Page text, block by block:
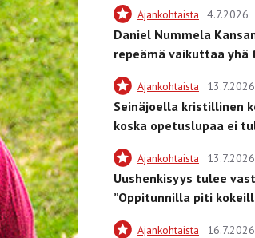
Ajankohtaista 4.7.2026
Daniel Nummela
repeämä vaikuttaa yhä
Ajankohtaista 13.7.2026
Seinäjoella kristillinen
koska opetuslupaa ei
Ajankohtaista 13.7.2026
Uushenkisyys tulee
”Oppitunnilla piti
Ajankohtaista 16.7.2026